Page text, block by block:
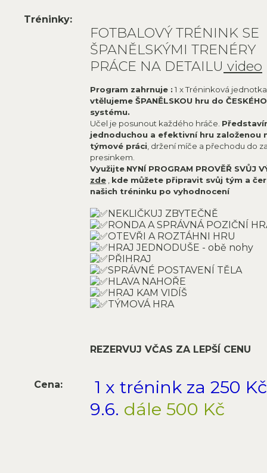
Tréninky:
FOTBALOVÝ TRÉNINK SE
ŠPANĚLSKÝMI TRENÉRY
PRÁCE NA DETAILU video
Program zahrnuje :1 x Tréninková
vtělujeme ŠPANĚLSKOU hru do ČESKÉHO
systému.
Učel je posunout každého hráče.
jednoduchou a efektivní hru založenou
týmové práci , držení míče a přechodu do
presinkem.
Využijte NYNÍ PROGRAM PROVĚŘ SVŮJ
zde
kde můžete připravit svůj tým a
našich tréninku po vyhodnocení
NEKLIČKUJ ZBYTEČNĚ
RONDA A SPRÁVNÁ POZIČNÍ
OTEVŘI A ROZTÁHNI HRU
HRAJ JEDNODUŠE - obě nohy
PŘIHRAJ
SPRÁVNÉ POSTAVENÍ TĚLA
HLAVA NAHOŘE
HRAJ KAM VIDÍŠ
TÝMOVÁ HRA
REZERVUJ VČAS ZA LEPŠÍ CENU
Cena:
1 x trénink za 250
9.6. dále 500 Kč